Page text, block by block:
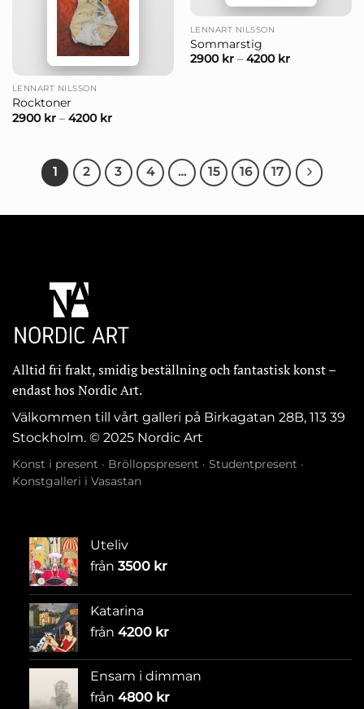
LENNART NILSSON
Rocktoner
2900 kr– 4200 kr
LENNART NILSSON
Sommarstig
2900 kr– 4200 kr
1 2 3 4 … 15 16 17
Alltid fri frakt, smidig beställning och fantastisk konst –
endast hos Nordic Art.
Välkommen till vårt galleri på Birkagatan 28B, 113 39
Stockholm. © 2025 Nordic Art
Konst i present · Bröllopspresent · Studentpresent ·
Konstgalleri i Vasastan
Uteliv
från 3500 kr
Katarina
från 4200 kr
Ensam i dimman
från 4800 kr